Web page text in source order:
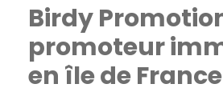
Birdy
promoteur
en île de France